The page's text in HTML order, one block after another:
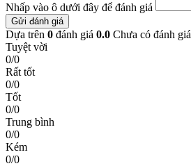
Nhấp vào ô dưới đây để đánh giá
Gửi đánh giá
Dựa trên 0 đánh giá 0.0 Chưa có đánh giá
Tuyệt vời
0/0
Rất tốt
0/0
Tốt
0/0
Trung bình
0/0
Kém
0/0